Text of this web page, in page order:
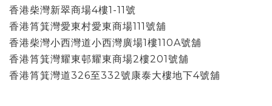
香港柴灣新翠商場4樓1-11號
香港筲箕灣愛東村愛東商場111號舖
香港柴灣小西灣道小西灣廣場1樓110A號舖
香港筲箕灣耀東邨耀東商場2樓201號舖
香港筲箕灣道326至332號康泰大樓地下4號舖